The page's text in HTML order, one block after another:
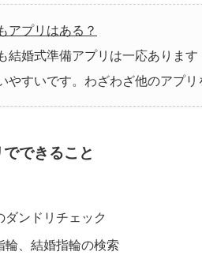
アプリはある？
結婚式準備アプリは一応あります
やすいです。わざわざ他のアプ
できること
ンドリチェック
、結婚指輪の検索